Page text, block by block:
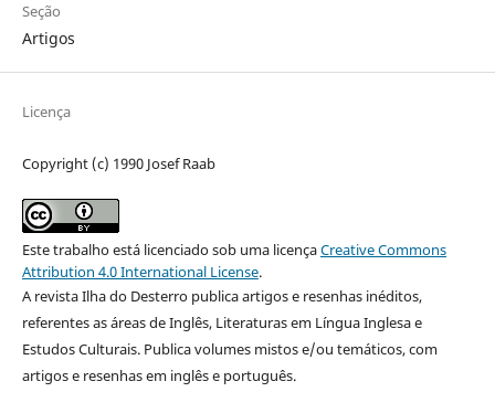
Seção
Artigos
Licença
Copyright (c) 1990 Josef Raab
Este trabalho está licenciado sob uma licençaCreative Commons
Attribution 4.0 International License.
A revista Ilha do Desterro publica artigos e resenhas inéditos,
referentes as áreas de Inglês, Literaturas em Língua Inglesa e
Estudos Culturais. Publica volumes mistos e/ou temáticos, com
artigos e resenhas em inglês e português.